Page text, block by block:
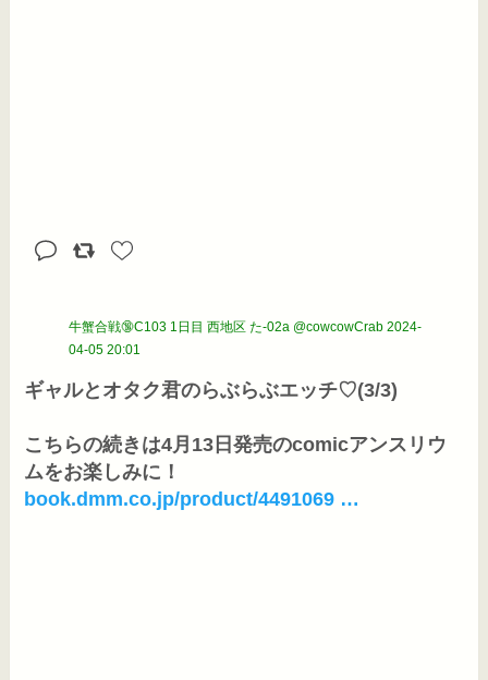
牛蟹合戦🔞C103 1日目 西地区 た-02a @cowcowCrab 2024-
04-05 20:01
ギャルとオタク君のらぶらぶエッチ♡(3/3)
こちらの続きは4月13日発売のcomicアンスリウ
book.dmm.co.jp/product/4491069 …